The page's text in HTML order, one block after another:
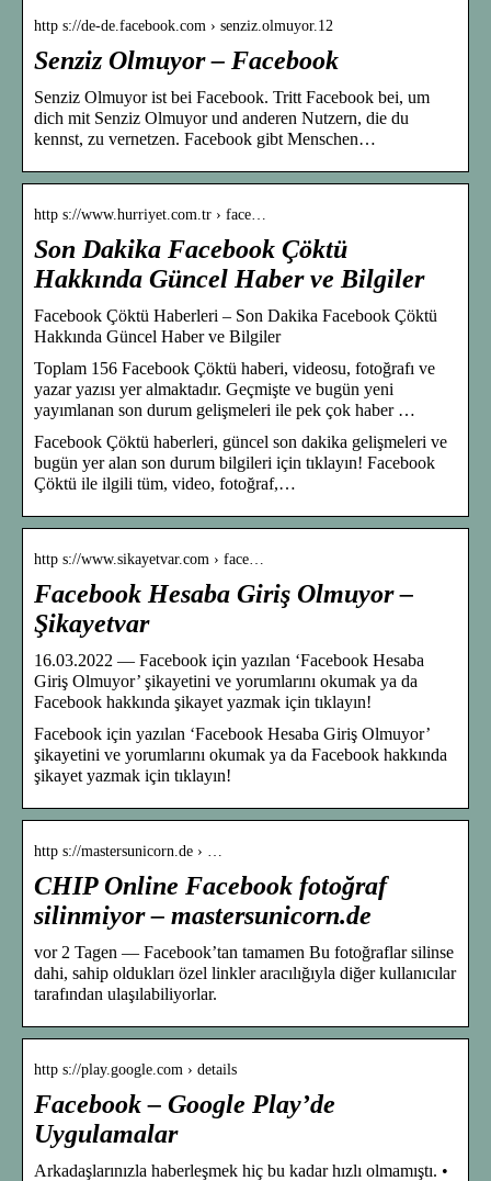
http s://de-de.facebook.com › senziz.olmuyor.12
Senziz Olmuyor – Facebook
Senziz Olmuyor ist bei Facebook. Tritt Facebook bei, um
dich mit Senziz Olmuyor und anderen Nutzern, die du
kennst, zu vernetzen. Facebook gibt Menschen…
http s://www.hurriyet.com.tr › face…
Son Dakika Facebook Çöktü
Hakkında Güncel Haber ve Bilgiler
Facebook Çöktü Haberleri – Son Dakika Facebook Çöktü
Hakkında Güncel Haber ve Bilgiler
Toplam 156 Facebook Çöktü haberi, videosu, fotoğrafı ve
yazar yazısı yer almaktadır. Geçmişte ve bugün yeni
yayımlanan son durum gelişmeleri ile pek çok haber …
Facebook Çöktü haberleri, güncel son dakika gelişmeleri ve
bugün yer alan son durum bilgileri için tıklayın! Facebook
Çöktü ile ilgili tüm, video, fotoğraf,…
http s://www.sikayetvar.com › face…
Facebook Hesaba Giriş Olmuyor –
Şikayetvar
16.03.2022 — Facebook için yazılan ‘Facebook Hesaba
Giriş Olmuyor’ şikayetini ve yorumlarını okumak ya da
Facebook hakkında şikayet yazmak için tıklayın!
Facebook için yazılan ‘Facebook Hesaba Giriş Olmuyor’
şikayetini ve yorumlarını okumak ya da Facebook hakkında
şikayet yazmak için tıklayın!
http s://mastersunicorn.de › …
CHIP Online Facebook fotoğraf
silinmiyor – mastersunicorn.de
vor 2 Tagen — Facebook’tan tamamen Bu fotoğraflar silinse
dahi, sahip oldukları özel linkler aracılığıyla diğer kullanıcılar
tarafından ulaşılabiliyorlar.
http s://play.google.com › details
Facebook – Google Play’de
Uygulamalar
Arkadaşlarınızla haberleşmek hiç bu kadar hızlı olmamıştı. •